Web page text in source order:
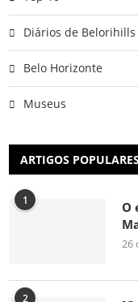
Diários de Belorihills
Belo Horizonte
Museus
ARTIGOS POPULARES
1
O
26
2